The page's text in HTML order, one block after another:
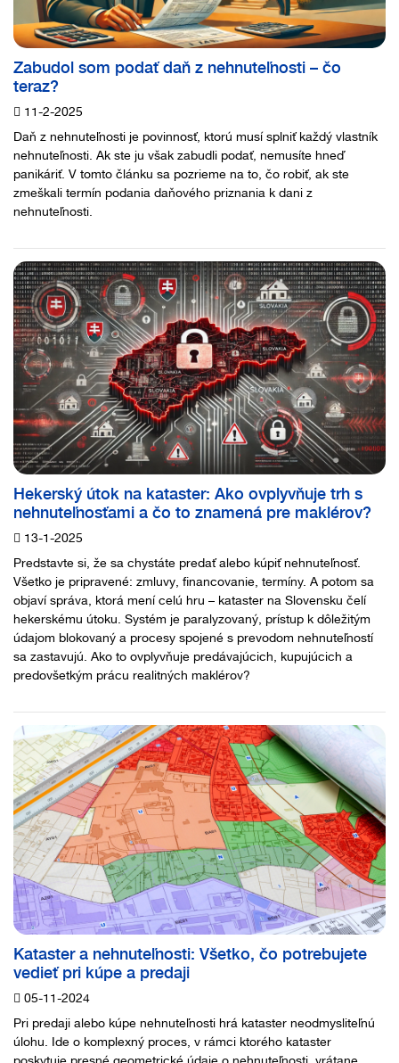
Zabudol som podať daň z nehnuteľnosti – čo
teraz?
11-2-2025
Daň z nehnuteľnosti je povinnosť, ktorú musí splniť každý vlastník
nehnuteľnosti. Ak ste ju však zabudli podať, nemusíte hneď
panikáriť. V tomto článku sa pozrieme na to, čo robiť, ak ste
zmeškali termín podania daňového priznania k dani z
nehnuteľnosti.
Hekerský útok na kataster: Ako ovplyvňuje trh s
nehnuteľnosťami a čo to znamená pre maklérov?
13-1-2025
Predstavte si, že sa chystáte predať alebo kúpiť nehnuteľnosť.
Všetko je pripravené: zmluvy, financovanie, termíny. A potom sa
objaví správa, ktorá mení celú hru – kataster na Slovensku čelí
hekerskému útoku. Systém je paralyzovaný, prístup k dôležitým
údajom blokovaný a procesy spojené s prevodom nehnuteľností
sa zastavujú. Ako to ovplyvňuje predávajúcich, kupujúcich a
predovšetkým prácu realitných maklérov?
Kataster a nehnuteľnosti: Všetko, čo potrebujete
vedieť pri kúpe a predaji
05-11-2024
Pri predaji alebo kúpe nehnuteľnosti hrá kataster neodmysliteľnú
úlohu. Ide o komplexný proces, v rámci ktorého kataster